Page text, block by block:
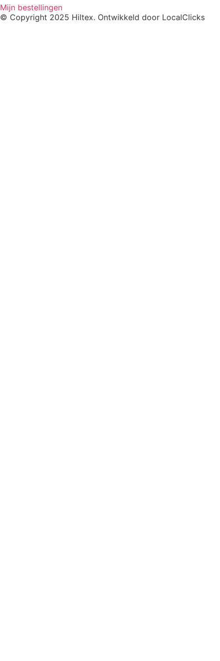
Mijn bestellingen
© Copyright 2025 Hiltex. Ontwikkeld door LocalClicks